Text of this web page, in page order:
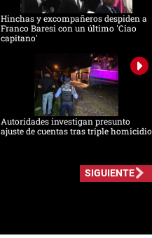
Hinchas y excompañeros despiden a
Franco Baresi con un último 'Ciao
capitano'
Autoridades investigan presunto
ajuste de cuentas tras triple homicidio
SIGUIENTE